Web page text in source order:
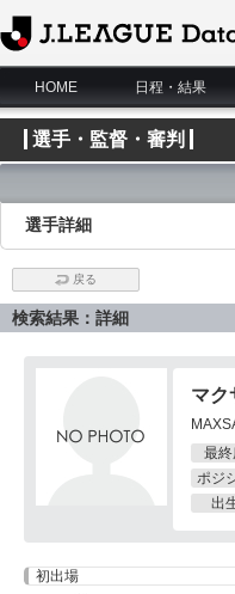
J.League Data Site
HOME
日程・結果
選手・監督・審判
選手詳細
戻る
検索結果：詳細
マク
最
ポジ
出
初出場